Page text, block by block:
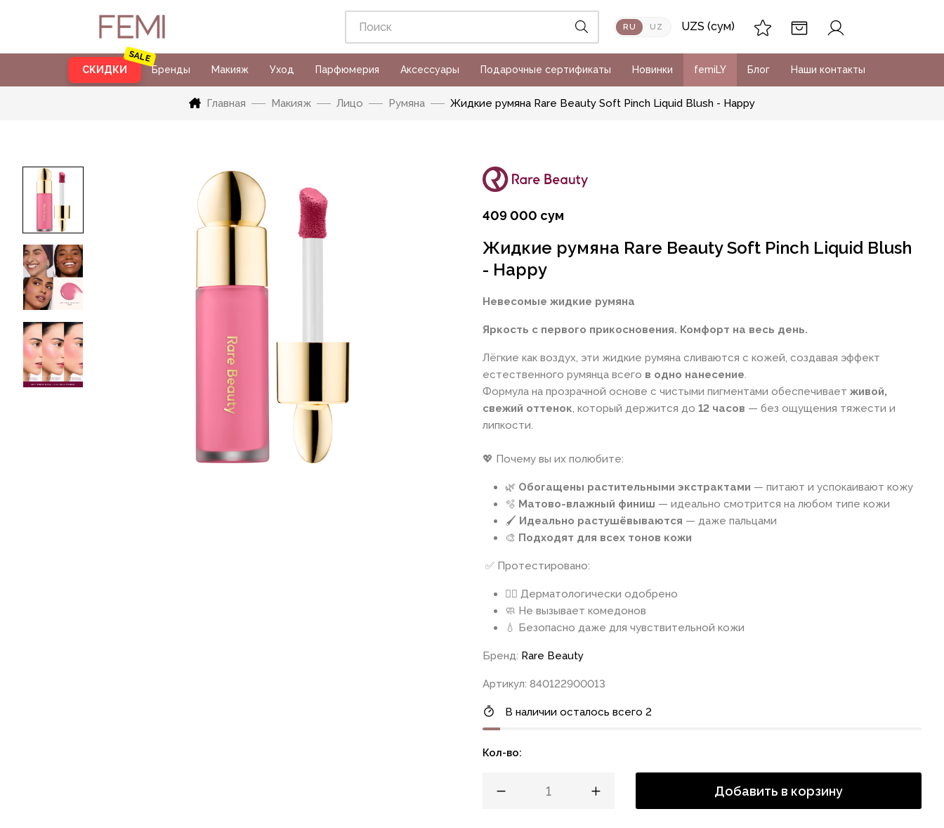
RU UZ UZS (сум)
СКИДКИ Бренды Макияж Уход Парфюмерия Аксессуары Подарочные сертификаты Новинки femiLY Блог Наши контакты
Главная Макияж Лицо Румяна Жидкие румяна Rare Beauty Soft Pinch Liquid Blush - Happy
409 000 сум
Жидкие румяна Rare Beauty Soft Pinch Liquid Blush
- Happy
Невесомые жидкие румяна
Яркость с первого прикосновения. Комфорт на весь день.
Лёгкие как воздух, эти жидкие румяна сливаются с кожей, создавая эффект
естественного румянца всего в одно нанесение.
Формула на прозрачной основе с чистыми пигментами обеспечивает живой,
свежий оттенок, который держится до 12 часов — без ощущения тяжести и
липкости.
💖 Почему вы их полюбите:
🌿 Обогащены растительными экстрактами — питают и успокаивают кожу
🫧 Матово-влажный финиш — идеально смотрится на любом типе кожи
🖌️ Идеально растушёвываются — даже пальцами
🎨 Подходят для всех тонов кожи
✅ Протестировано:
👩‍⚕️ Дерматологически одобрено
🧼 Не вызывает комедонов
💧 Безопасно даже для чувствительной кожи
Бренд: Rare Beauty
Артикул: 840122900013
В наличии осталось всего 2
Кол-во:
Добавить в корзину